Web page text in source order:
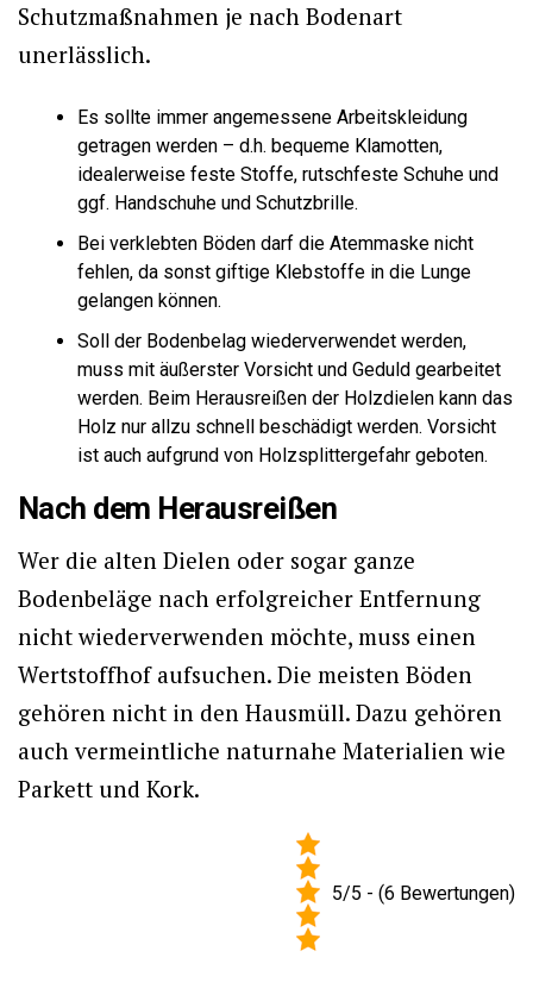
Schutzmaßnahmen je nach Bodenart
unerlässlich.
Es sollte immer angemessene Arbeitskleidung
getragen werden – d.h. bequeme Klamotten,
idealerweise feste Stoffe, rutschfeste Schuhe und
ggf. Handschuhe und Schutzbrille.
Bei verklebten Böden darf die Atemmaske nicht
fehlen, da sonst giftige Klebstoffe in die Lunge
gelangen können.
Soll der Bodenbelag wiederverwendet werden,
muss mit äußerster Vorsicht und Geduld gearbeitet
werden. Beim Herausreißen der Holzdielen kann das
Holz nur allzu schnell beschädigt werden. Vorsicht
ist auch aufgrund von Holzsplittergefahr geboten.
Nach dem Herausreißen
Wer die alten Dielen oder sogar ganze
Bodenbeläge nach erfolgreicher Entfernung
nicht wiederverwenden möchte, muss einen
Wertstoffhof aufsuchen. Die meisten Böden
gehören nicht in den Hausmüll. Dazu gehören
auch vermeintliche naturnahe Materialien wie
Parkett und Kork.
5/5 - (6 Bewertungen)